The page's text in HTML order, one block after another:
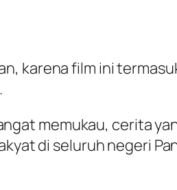
karena film ini
memukau, cerita
di seluruh negeri